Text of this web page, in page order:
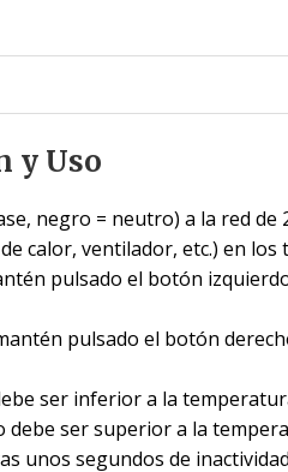
y Uso
negro = neutro) a la red de
calor, ventilador, etc.) en
pulsado el botón
pulsado el botón
ser inferior a la
debe ser superior a la
unos segundos de